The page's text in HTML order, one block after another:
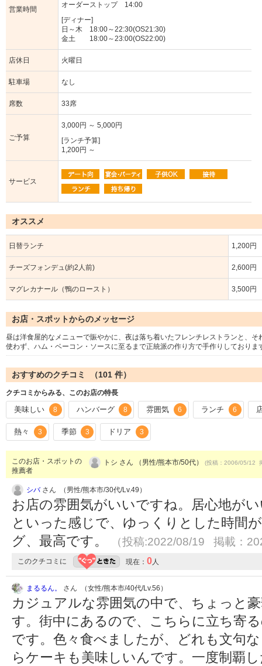
営業時間
オーダーストップ 14:00
[ディナー]
日～木 18:00～22:30(OS21:30)
金土 18:00～23:00(OS22:00)
店休日 火曜日
駐車場 なし
席数 33席
ご予算
3,000円 ～ 5,000円
[ランチ予算]
1,200円 ～
サービス
オススメ
日替ランチ 1,200円
チーズフォンデュ(約2人前) 2,600円
マグレカナール（鴨のロースト） 3,500円
お店・スポットからのメッセージ
昼は洋食屋的なメニューで賑やかに、夜は落ち着いたフレンチレストランと、
使わず、ハム・ベーコン・ソースに至るまで正統派の作り方で手作りしており
おすすめのクチコミ （101 件）
クチコミからみる、このお店の特長
美味しい 8 ハンバーグ 8 雰囲気 6 ランチ 6
熱々 3 季節 3 ドリア 3
このお店・スポットの
推薦者
トシ さん （男性/熊本市/50代） (投稿：2006/05/12
シバさん （男性/熊本市/30代/Lv.49）
お店の雰囲気がいいですね。居心地が
といった感じで、ゆっくりとした時間
グ、最高です。
（投稿:2022/08/19 掲載：
このクチコミに 現在： 0人
まるるん。 さん （女性/熊本市/40代/Lv.56）
カジュアルな雰囲気の中で、ちょっと
す。街中にあるので、こちらに立ち寄
です。色々食べましたが、どれも文句
らケーキも美味しいんです。一度制覇